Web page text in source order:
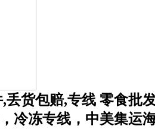
丢货包赔,专线 零食批
冷冻专线，中美集运